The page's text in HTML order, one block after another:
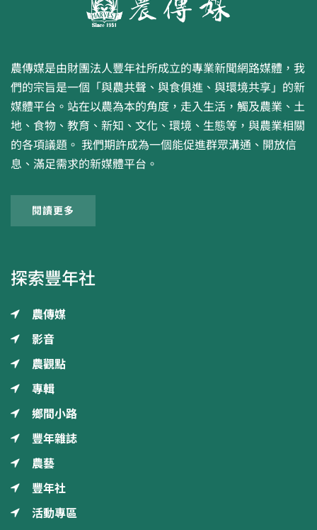
農傳媒是由財團法人豐年社所成立的專業新聞網路媒體，我
們的宗旨是一個「與農共聲、與食俱進、與環境共享」的新
媒體平台。站在以農為本的角度，走入生活，觸及農業、土
地、食物、教育、新知、文化、環境、生態等，與農業相關
的各項議題。 我們期許成為一個能促進群眾溝通、開放信
息、滿足需求的新媒體平台。
閱讀更多
探索豐年社
農傳媒
影音
農觀點
專輯
鄉間小路
豐年雜誌
農藝
豐年社
活動專區